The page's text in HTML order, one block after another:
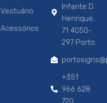
Vestuário
Acessórios
Infante D.
Henrique,
71 4050-
297 Porto
+351
966 628
720